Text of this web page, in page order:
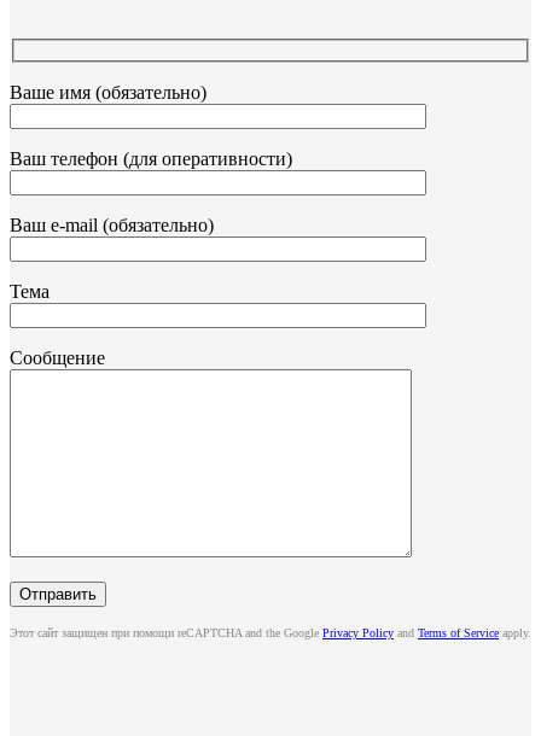
Ваше имя (обязательно)
Ваш телефон (для оперативности)
Ваш e-mail (обязательно)
Тема
Сообщение
Этот сайт защищен при помощи reCAPTCHA and the Google Privacy Policy and Terms of Service apply.